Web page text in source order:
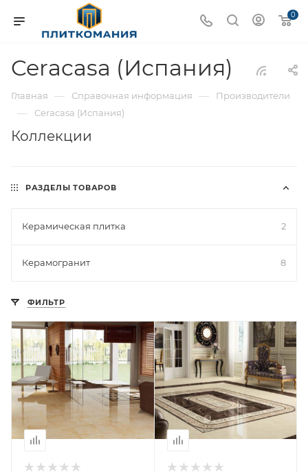
0
Ceracasa (Испания)
Главная — Справочная информация — Производители
— Ceracasa (Испания)
Коллекции
РАЗДЕЛЫ ТОВАРОВ
Керамическая плитка 2
Керамогранит 8
ФИЛЬТР